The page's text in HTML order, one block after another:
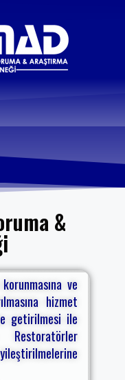
&
ve
hizmet
getirilmesi ile